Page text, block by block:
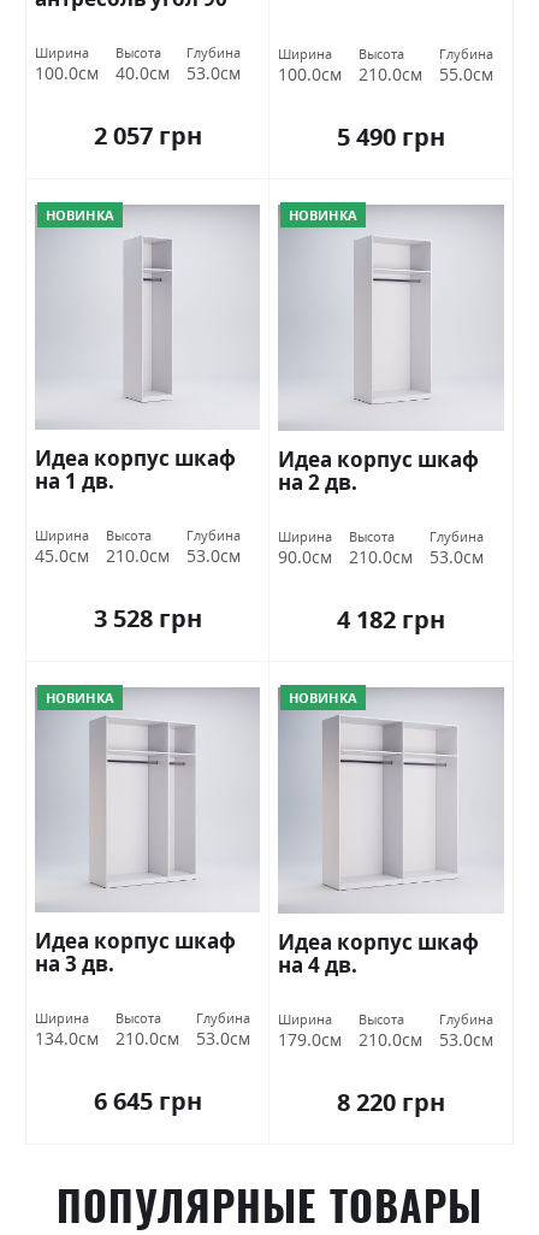
Ширина
100.0см
Высота
40.0см
Глубина
53.0см
2 057 грн
Ширина
100.0см
Высота
210.0см
Глубина
55.0см
5 490 грн
НОВИНКА
Идеа корпус шкаф
на 1 дв.
Ширина
45.0см
Высота
210.0см
Глубина
53.0см
3 528 грн
НОВИНКА
Идеа корпус шкаф
на 2 дв.
Ширина
90.0см
Высота
210.0см
Глубина
53.0см
4 182 грн
НОВИНКА
Идеа корпус шкаф
на 3 дв.
Ширина
134.0см
Высота
210.0см
Глубина
53.0см
6 645 грн
НОВИНКА
Идеа корпус шкаф
на 4 дв.
Ширина
179.0см
Высота
210.0см
Глубина
53.0см
8 220 грн
ПОПУЛЯРНЫЕ ТОВАРЫ